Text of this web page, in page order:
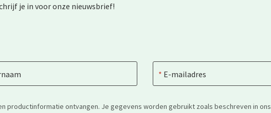
je in voor onze nieuwsbrief!
E-mailadres
productinformatie ontvangen. Je gegevens worden gebruikt zoals beschreven in ons